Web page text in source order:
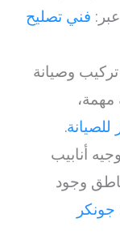
فني تصليح
وصيانة
.
أنابيب
وجود
جونكر